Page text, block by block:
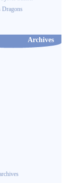
Dragons
Archives